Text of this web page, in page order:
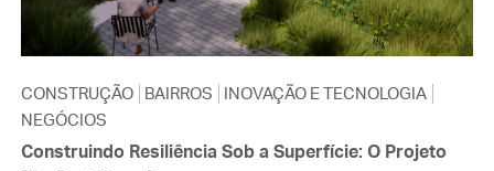
CONSTRUÇÃO BAIRROS
INOVAÇÃO E TECNOLOGIA
NEGÓCIOS
Construindo Resiliência Sob a Superfície: O Projeto